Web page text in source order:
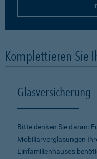
Komplettieren Sie
Glasversicherung
Bitte denken Sie daran:
Mobiliarverglasungen
Einfamilienhauses